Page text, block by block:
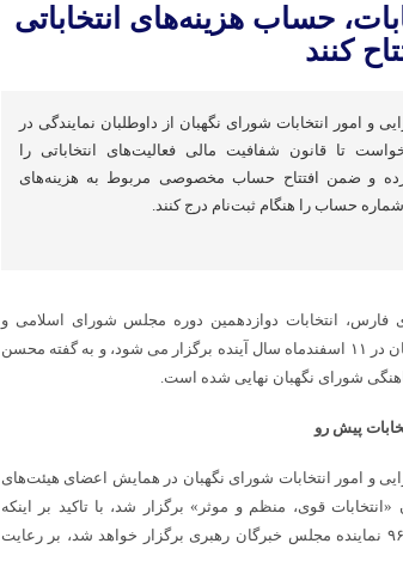
حساب هزینه‌های انتخاباتی
کنند
و امور انتخابات شورای نگهبان از داوطلبان نمایندگی در
خواست تا قانون شفافیت مالی فعالیت‌های انتخاباتی را
و ضمن افتتاح حساب مخصوصی مربوط به هزینه‌های
شماره حساب را هنگام ثبت‌نام درج کنند.
فارس، انتخابات دوازدهمین دوره مجلس شورای اسلامی و
ششمین دوره مجلس خبرگان رهبری به صورت همزمان در ۱۱ اسفندماه سال آینده برگزار می شود، و به گفته محسن
شورای نگهبان نهایی شده است.
امور انتخابات شورای نگهبان در همایش اعضای هیئت‌های
قوی، منظم و موثر» برگزار شد، با تاکید بر اینکه
انتخابات پیش‌رو برای انتخاب ۲۹۰ نماینده مجلس و ۹۶ نماینده مجلس خبرگان رهبری برگزار خواهد شد، بر رعایت